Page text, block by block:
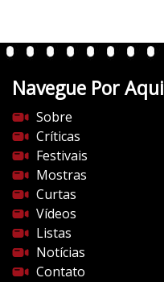
Navegue Por Aqui
Sobre
Críticas
Festivais
Mostras
Curtas
Vídeos
Listas
Notícias
Contato